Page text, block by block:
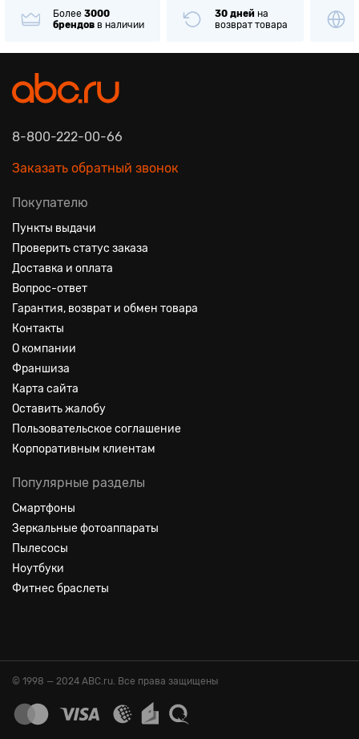
Более 3000
брендов в наличии
30 дней на
возврат товара
8-800-222-00-66
Заказать обратный звонок
Покупателю
Пункты выдачи
Проверить статус заказа
Доставка и оплата
Вопрос-ответ
Гарантия, возврат и обмен товара
Контакты
О компании
Франшиза
Карта сайта
Оставить жалобу
Пользовательское соглашение
Корпоративным клиентам
Популярные разделы
Смартфоны
Зеркальные фотоаппараты
Пылесосы
Ноутбуки
Фитнес браслеты
© 1998 — 2024 ABC.ru. Все права защищены